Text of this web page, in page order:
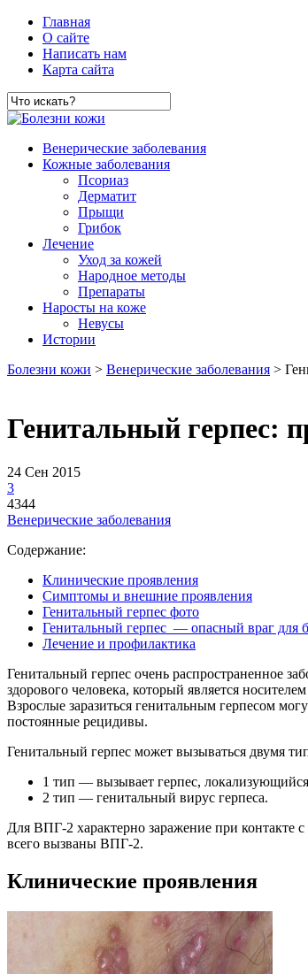
Главная
О сайте
Написать нам
Карта сайта
Венерические заболевания
Кожные заболевания
Псориаз
Дерматит
Прыщи
Грибок
Лечение
Уход за кожей
Народное методы
Препараты
Наросты на коже
Невусы
Истории
Болезни кожи > Венерические заболевания >
Генитальный герпес:
24 Сен 2015
3
4344
Венерические заболевания
Содержание:
Клинические проявления
Симптомы и внешние проявления
Генитальный герпес фото
Генитальный герпес — опасный враг для
Лечение и профилактика
Генитальный герпес очень распространенное
здорового человека, который является
Взрослые заразиться генитальным герпесом
постоянные рецидивы.
Генитальный герпес может вызываться двумя
1 тип — вызывает герпес,
2 тип — генитальный вирус герпеса.
Для ВПГ-2 характерно заражение при
всего вызваны ВПГ-2.
Клинические проявления